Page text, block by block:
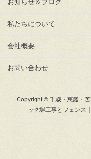
お知らせ＆ブログ
私たちについて
会社概要
お問い合わせ
Copyright © 千歳・恵庭・
ック塀工事とフェンス